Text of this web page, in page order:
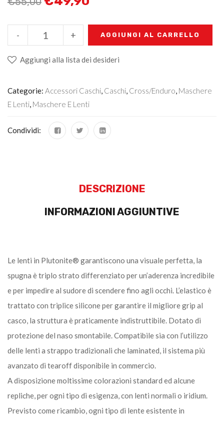
+
- AGGIUNGI AL CARRELLO
Aggiungi alla lista dei desideri
Categorie: Accessori Caschi, Caschi, Cross/Enduro, Maschere
E Lenti, Maschere E Lenti
Condividi:
DESCRIZIONE
INFORMAZIONI AGGIUNTIVE
Le lenti in Plutonite® garantiscono una visuale perfetta, la
spugna è triplo strato differenziato per un’aderenza incredibile
e per impedire al sudore di scendere fino agli occhi. L’elastico è
trattato con triplice silicone per garantire il migliore grip al
casco, la struttura è praticamente indistruttibile. Dotato di
protezione del naso smontabile. Compatibile sia con l’utilizzo
delle lenti a strappo tradizionali che laminated, il sistema più
avanzato di tearoff disponibile in commercio.
A disposizione moltissime colorazioni standard ed alcune
repliche, per ogni tipo di esigenza, con lenti normali o iridium.
Previsto come ricambio, ogni tipo di lente esistente in